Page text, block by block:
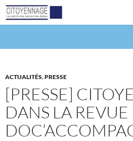
Aller
au
ACTUALITÉS,PRESSE
[PRESSE]
DANS LA REVUE